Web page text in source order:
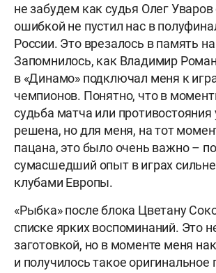
не забудем как судья Олег Уваров
ошибкой не пустил нас в
России. Это врезалось в память
Запомнилось, как Владимир
в «Динамо» подключал меня к
чемпионов. Понятно, что в
судьба матча или
решена, но для меня, на тот
пацана, это было очень важно –
сумасшедший опыт в играх
клубами Европы.
«Рыбка» после блока Цветану
списке ярких воспоминаний. Это
заготовкой, но в моменте меня
и получилось такое оригинальное